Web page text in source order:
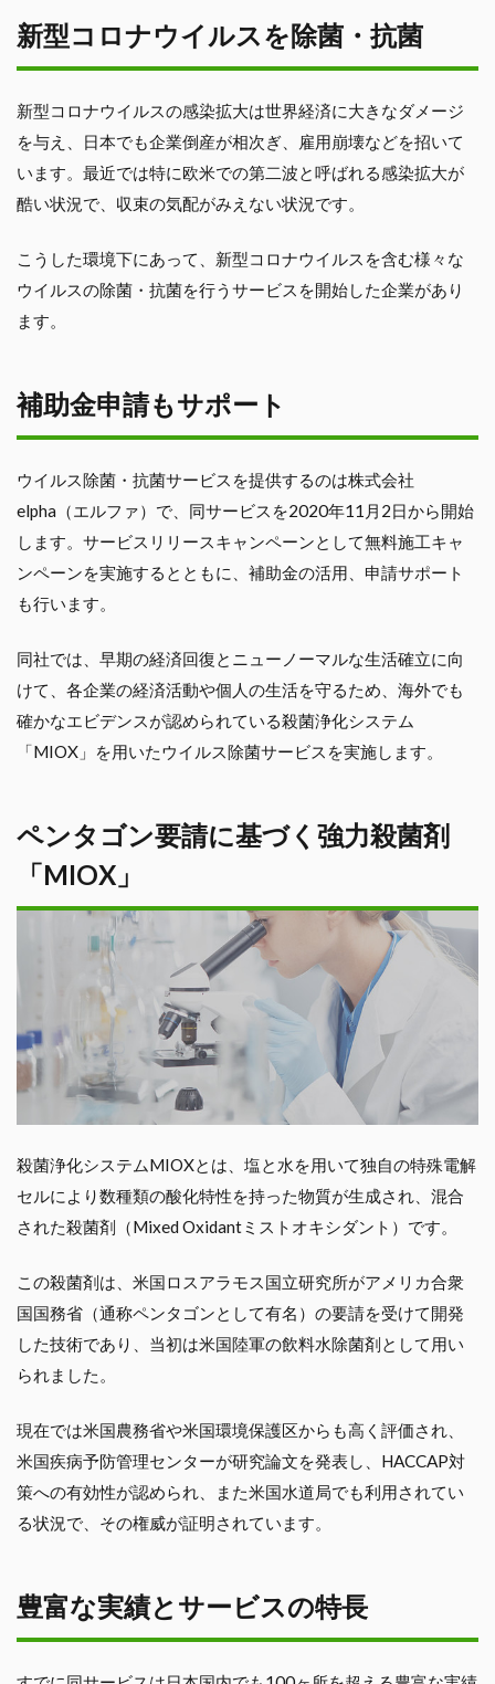
新型コロナウイルスを除菌・抗菌
新型コロナウイルスの感染拡大は世界経済に大きなダメージ
を与え、日本でも企業倒産が相次ぎ、雇用崩壊などを招いて
います。最近では特に欧米での第二波と呼ばれる感染拡大が
酷い状況で、収束の気配がみえない状況です。
こうした環境下にあって、新型コロナウイルスを含む様々な
ウイルスの除菌・抗菌を行うサービスを開始した企業があり
ます。
補助金申請もサポート
ウイルス除菌・抗菌サービスを提供するのは株式会社
elpha（エルファ）で、同サービスを2020年11月2日から開始
します。サービスリリースキャンペーンとして無料施工キャ
ンペーンを実施するとともに、補助金の活用、申請サポート
も行います。
同社では、早期の経済回復とニューノーマルな生活確立に向
けて、各企業の経済活動や個人の生活を守るため、海外でも
確かなエビデンスが認められている殺菌浄化システム
「MIOX」を用いたウイルス除菌サービスを実施します。
ペンタゴン要請に基づく強力殺菌剤
「MIOX」
殺菌浄化システムMIOXとは、塩と水を用いて独自の特殊電解
セルにより数種類の酸化特性を持った物質が生成され、混合
された殺菌剤（Mixed Oxidantミストオキシダント）です。
この殺菌剤は、米国ロスアラモス国立研究所がアメリカ合衆
国国務省（通称ペンタゴンとして有名）の要請を受けて開発
した技術であり、当初は米国陸軍の飲料水除菌剤として用い
られました。
現在では米国農務省や米国環境保護区からも高く評価され、
米国疾病予防管理センターが研究論文を発表し、HACCAP対
策への有効性が認められ、また米国水道局でも利用されてい
る状況で、その権威が証明されています。
豊富な実績とサービスの特長